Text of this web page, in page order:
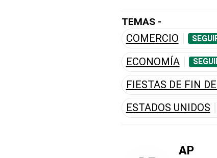
TEMAS -
COMERCIO
ECONOMÍA
FIESTAS DE FIN
ESTADOS UNIDOS
AP